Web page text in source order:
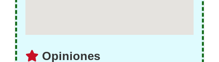
Opiniones